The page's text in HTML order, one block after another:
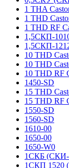
1 THA
1 THD
1 THD RF
1,5СКП-
1,5СКП-
10 THD
10 THD
10 THD RF
1450-SD
15 THD
15 THD RF
1550-SD
1560-SD
1610-00
1650-00
1650-W0
1СКБ (СКИ-
1СКП 1520